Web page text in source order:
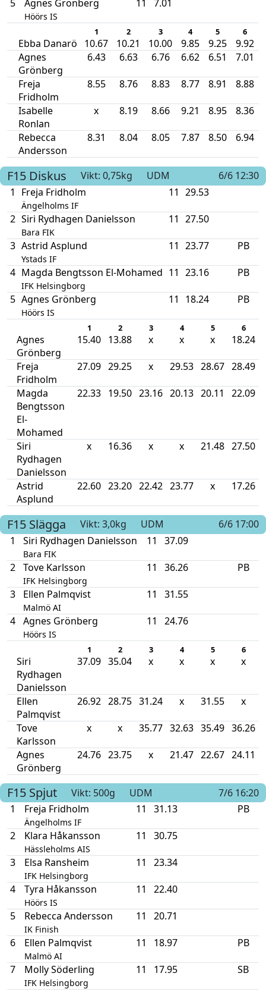
5 Agnes Grönberg
Höörs IS
11 7.01
1 2 3 4 5 6
Ebba Danarö 10.67 10.21 10.00 9.85 9.25
9.92
Agnes
Grönberg
6.43 6.63 6.76 6.62 6.51 7.01
Freja
Fridholm
8.55 8.76 8.83 8.77 8.91 8.88
Isabelle
Ronlan
x 8.19 8.66 9.21 8.95 8.36
Rebecca
Andersson
8.31 8.04 8.05 7.87 8.50 6.94
F15 Diskus Vikt: 0,75kg UDM
6/6 12:30
1
Freja Fridholm
Ängelholms IF
11 29.53
2 Siri Rydhagen Danielsson
Bara FIK
11 27.50
3 Astrid Asplund
Ystads IF
11 23.77 PB
4 Magda Bengtsson El-Mohamed
IFK Helsingborg
11 23.16 PB
5 Agnes Grönberg
Höörs IS
11 18.24 PB
1 2 3 4 5 6
Agnes
Grönberg
15.40 13.88 x x x 18.24
Freja
Fridholm
27.09 29.25 x 29.53 28.67 28.49
Magda
Bengtsson
El-
Mohamed
22.33 19.50 23.16 20.13 20.11 22.09
Siri
Rydhagen
Danielsson
x 16.36 x x 21.48 27.50
Astrid
Asplund
22.60 23.20 22.42 23.77 x 17.26
F15 Slägga Vikt: 3,0kg UDM
6/6 17:00
1
Siri Rydhagen Danielsson
Bara FIK
11 37.09
2 Tove Karlsson
IFK Helsingborg
11 36.26 PB
3 Ellen Palmqvist
Malmö AI
11 31.55
4 Agnes Grönberg
Höörs IS
11 24.76
1 2 3 4 5 6
Siri
Rydhagen
Danielsson
37.09 35.04 x x x x
Ellen
Palmqvist
26.92 28.75 31.24 x 31.55 x
Tove
Karlsson
x x 35.77 32.63 35.49 36.26
Agnes
Grönberg
24.76 23.75 x 21.47 22.67 24.11
F15 Spjut Vikt: 500g UDM
7/6 16:20
1
Freja Fridholm
Ängelholms IF
11 31.13 PB
2 Klara Håkansson
Hässleholms AIS
11 30.75
3 Elsa Ransheim
IFK Helsingborg
11 23.34
4 Tyra Håkansson
Höörs IS
11 22.40
5 Rebecca Andersson
IK Finish
11 20.71
6 Ellen Palmqvist
Malmö AI
11 18.97 PB
7 Molly Söderling
IFK Helsingborg
11 17.95 SB